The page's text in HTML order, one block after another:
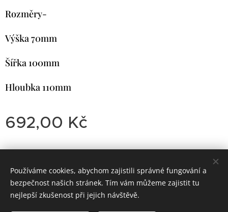
Rozměry-
Výška 70mm
Šířka 100mm
Hloubka 110mm
692,00 Kč
DirtyMotorcycleGarage
Classic Trial-Enduro
Cookies
Používáme cookies, abychom zajistili správné fungování a
bezpečnost našich stránek. Tím vám můžeme zajistit tu
nejlepší zkušenost při jejich návštěvě.